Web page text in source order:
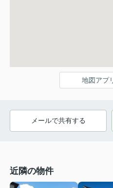
地図アプ
メールで共有する
近隣の物件